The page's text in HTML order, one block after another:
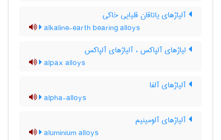
آلیاژهای یاتاقان قلیایی خاکی
alkaline-earth bearing alloys
لیاژهای آلپاکس ، آلیاژهای آلپاکس
alpax alloys
آلیاژهای آلفا
alpha-alloys
آلیاژهای آلومینیم
aluminium alloys